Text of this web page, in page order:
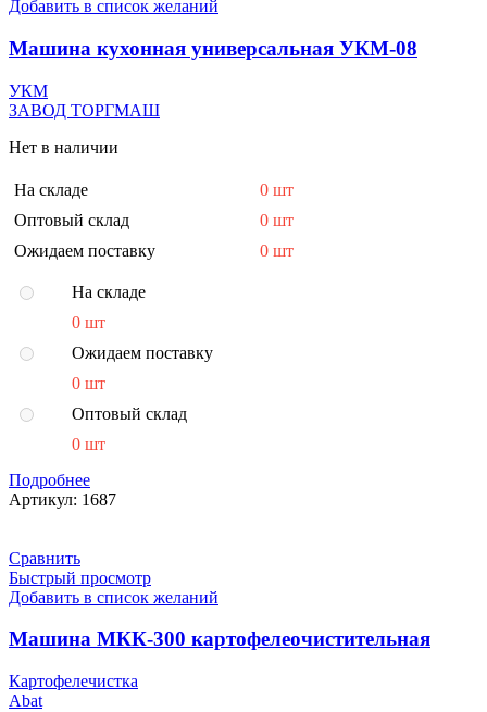
Добавить в список желаний
Машина кухонная универсальная УКМ-08
УКМ
ЗАВОД ТОРГМАШ
Нет в наличии
На складе
0 шт
Оптовый склад
0 шт
Ожидаем поставку
0 шт
На складе
0 шт
Ожидаем поставку
0 шт
Оптовый склад
0 шт
Подробнее
Артикул: 1687
Сравнить
Быстрый просмотр
Добавить в список желаний
Машина МКК-300 картофелеочистительная
Картофелечистка
Abat